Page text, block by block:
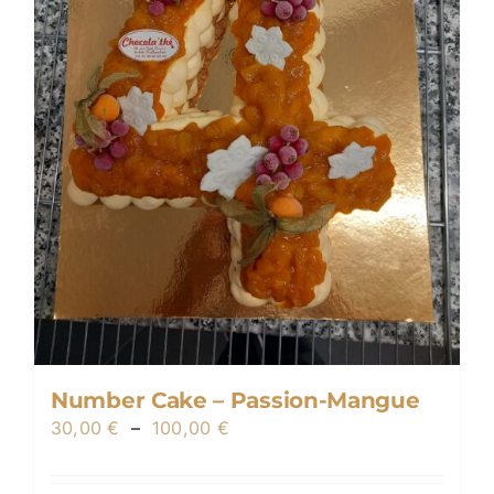
sur
la
page
du
produit
Number Cake – Passion-Mangue
30,00€ – 100,00 €Plage